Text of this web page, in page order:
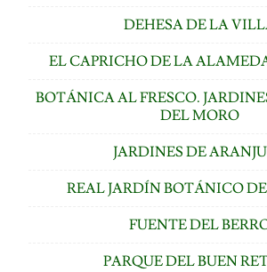
DEHESA DE LA
EL CAPRICHO DE LA
BOTÁNICA AL FRESCO.
DEL MORO
JARDINES DE
REAL JARDÍN BOTÁNICO
FUENTE DEL
PARQUE DEL BUEN